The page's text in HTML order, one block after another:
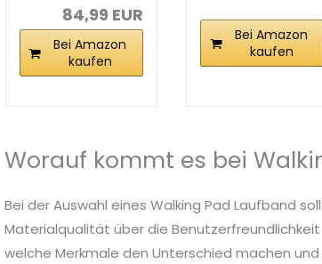
84,99 EUR
Bei Amazon
kaufen
Bei Amazon
kaufen
Worauf kommt es bei
Bei der Auswahl eines Walking Pad Laufband
Materialqualität über die
welche Merkmale den Unterschied machen